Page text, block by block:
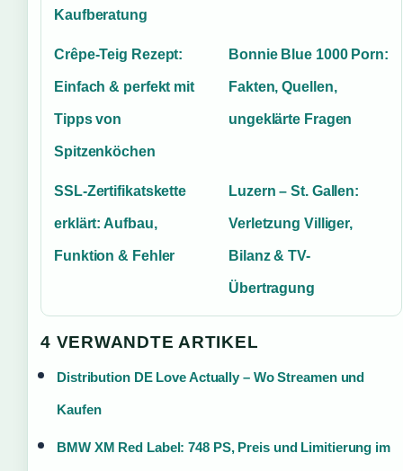
Kaufberatung
Crêpe-Teig Rezept:
Einfach & perfekt mit
Tipps von
Spitzenköchen
Bonnie Blue 1000 Porn:
Fakten, Quellen,
ungeklärte Fragen
SSL-Zertifikatskette
erklärt: Aufbau,
Funktion & Fehler
Luzern – St. Gallen:
Verletzung Villiger,
Bilanz & TV-
Übertragung
4 VERWANDTE ARTIKEL
Distribution DE Love Actually – Wo Streamen und
Kaufen
BMW XM Red Label: 748 PS, Preis und Limitierung im